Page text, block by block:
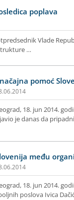
poplava
Vlade
…
pomoć
18. jun 2014.
je danas da
među
18. jun 2014.
poslova Ivica